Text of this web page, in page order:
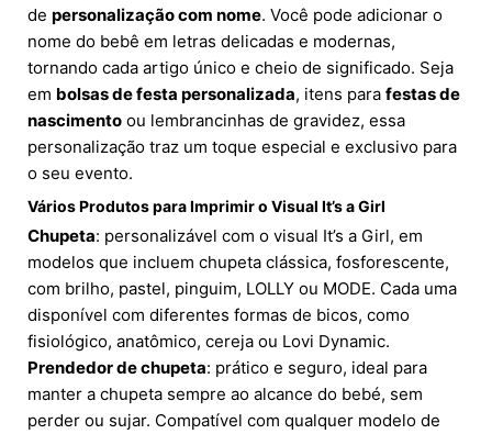
de personalização com nome. Você pode adicionar o
nome do bebê em letras delicadas e modernas,
tornando cada artigo único e cheio de significado. Seja
em bolsas de festa personalizada, itens para festas de
nascimento ou lembrancinhas de gravidez, essa
personalização traz um toque especial e exclusivo para
o seu evento.
Vários Produtos para Imprimir o Visual It’s a Girl
Chupeta: personalizável com o visual It’s a Girl, em
modelos que incluem chupeta clássica, fosforescente,
com brilho, pastel, pinguim, LOLLY ou MODE. Cada uma
disponível com diferentes formas de bicos, como
fisiológico, anatômico, cereja ou Lovi Dynamic.
Prendedor de chupeta: prático e seguro, ideal para
manter a chupeta sempre ao alcance do bebé, sem
perder ou sujar. Compatível com qualquer modelo de